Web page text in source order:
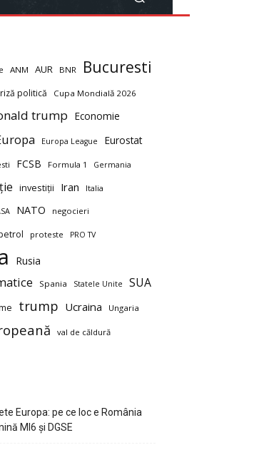
ANM AUR BNR Bucuresti
politică Cupa Mondială 2026
trump Economie
Europa League Eurostat
FCSB Formula 1 Germania
investiții Iran Italia
NATO negocieri
proteste PRO TV
Rusia
Spania Statele Unite SUA
trump Ucraina Ungaria
val de căldură
Europa: pe ce loc e România
MI6 și DGSE